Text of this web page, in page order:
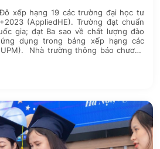
xếp hạng 19 các trường đại học tư
(AppliedHE). Trường đạt chuẩn
gia; đạt Ba sao về chất lượng đào
dụng trong bảng xếp hạng các
Nhà trường thông báo chương